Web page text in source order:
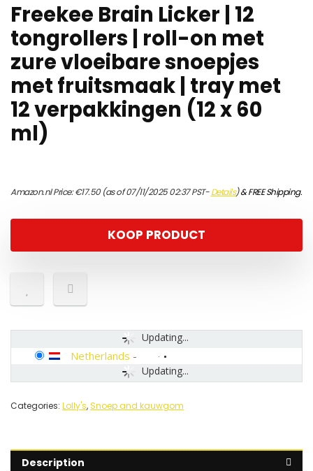
Freekee Brain Licker | 12
tongrollers | roll-on met
zure vloeibare snoepjes
met fruitsmaak | tray met
12 verpakkingen (12 x 60
ml)
Amazon.nl Price:€17.50(as of 07/11/2025 02:37 PST-Details)&FREE Shipping.
KOOP PRODUCT
Updating...
Updating...
Netherlands -
Categories: Lolly's, Snoep and kauwgom
Description